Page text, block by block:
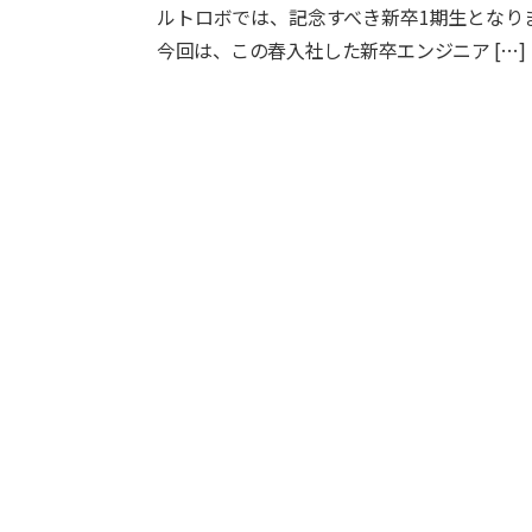
ルトロボでは、記念すべき新卒1期生となり
今回は、この春入社した新卒エンジニア […]